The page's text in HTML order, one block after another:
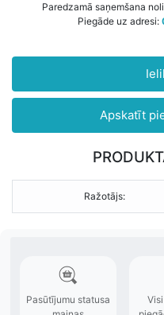
Paredzamā saņemšana
Piegāde uz adresi:
Apskatīt
Ražotājs: